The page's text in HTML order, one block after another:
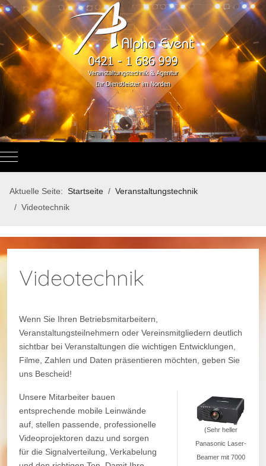
Mobile Menu Toggle
Aktuelle Seite: Startseite
Veranstaltungstechnik
Videotechnik
Videotechnik
Wenn Sie Ihren Betriebsmitarbeitern,
Veranstaltungsteilnehmern oder Vereinsmitgliedern deutlich
sichtbar bei Veranstaltungen die wichtigen Entwicklungen,
Filme, Zahlen und Daten präsentieren möchten, geben Sie
uns Bescheid!
Unsere Mitarbeiter bauen
entsprechende mobile Leinwände
auf, stellen passende, professionelle
Videoprojektoren dazu und sorgen
für die Signalverteilung, Verkabelung
(Sehr heller
Panasonic Laser-
Beamer mit 7000